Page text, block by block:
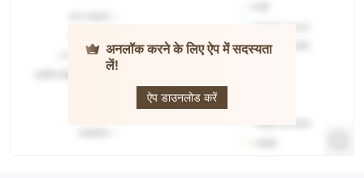
अनलॉक करने के लिए ऐप में सदस्यता
लें!
ऐप डाउनलोड करें
BROKER